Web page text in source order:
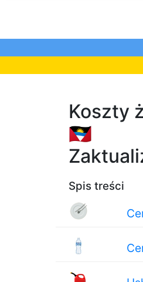
Koszty
🇦🇬
Spis treści